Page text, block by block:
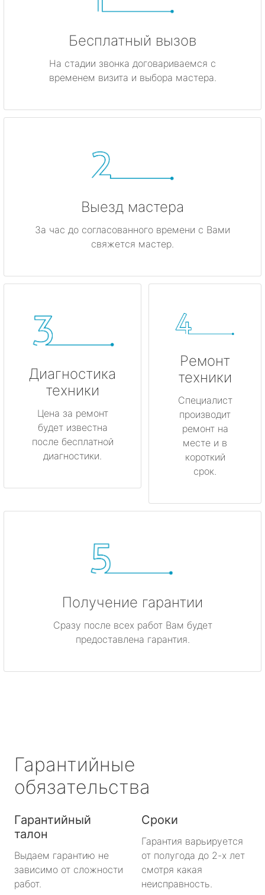
Бесплатный вызов
На стадии звонка договариваемся с
временем визита и выбора мастера.
Выезд мастера
За час до согласованного времени с Вами
свяжется мастер.
Диагностика
техники
Цена за ремонт
будет известна
после бесплатной
диагностики.
Ремонт
техники
Специалист
производит
ремонт на
месте и в
короткий
срок.
Получение гарантии
Сразу после всех работ Вам будет
предоставлена гарантия.
Гарантийные
обязательства
Гарантийный
талон
Выдаем гарантию не
зависимо от сложности
работ.
Сроки
Гарантия варьируется
от полугода до 2-х лет
смотря какая
неисправность.